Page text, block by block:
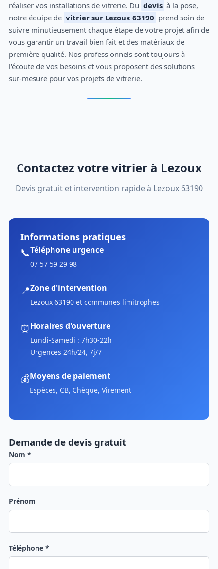
réaliser vos installations de vitrerie. Du devis à la pose,
notre équipe de vitrier sur Lezoux 63190 prend soin de
suivre minutieusement chaque étape de votre projet afin de
vous garantir un travail bien fait et des matériaux de
première qualité. Nos professionnels sont toujours à
l'écoute de vos besoins et vous proposent des solutions
sur-mesure pour vos projets de vitrerie.
Contactez votre vitrier à Lezoux
Devis gratuit et intervention rapide à Lezoux 63190
Informations pratiques
📞Téléphone urgence
07 57 59 29 98
📍Zone d'intervention
Lezoux 63190 et communes limitrophes
⏰Horaires d'ouverture
Lundi-Samedi : 7h30-22h
Urgences 24h/24, 7j/7
💰Moyens de paiement
Espèces, CB, Chèque, Virement
Demande de devis gratuit
Nom *
Prénom
Téléphone *